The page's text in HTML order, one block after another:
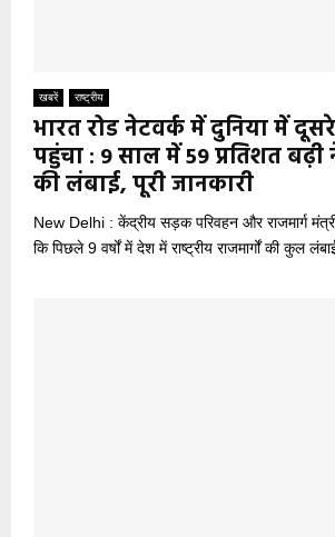
खबरें राष्ट्रीय
भारत रोड नेटवर्क में दुनिया में
पहुंचा : 9 साल में 59 प्रतिशत
की लंबाई, पूरी जानकारी
New Delhi : केंद्रीय सड़क परिवहन और राजमार्ग
कि पिछले 9 वर्षों में देश में राष्ट्रीय राजमार्गों की कुल